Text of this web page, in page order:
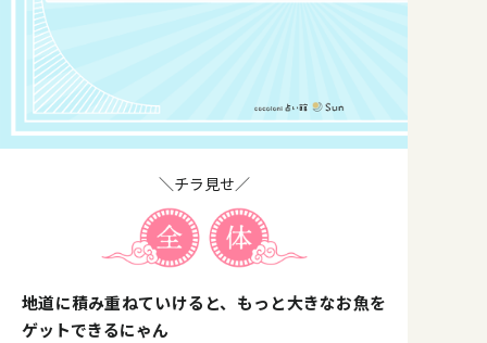
＼チラ見せ／
地道に積み重ねていけると、もっと大きなお魚を
ゲットできるにゃん